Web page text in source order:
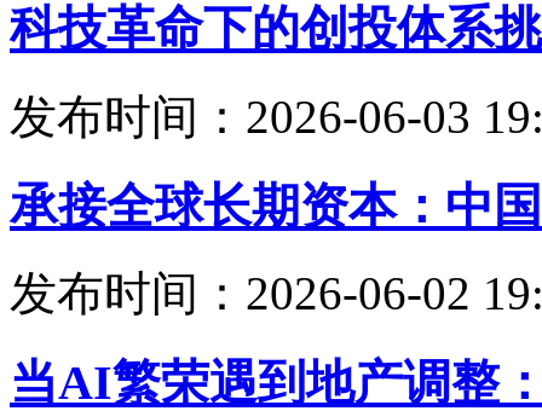
科技革命下的创投体系
发布时间：2026-06-03
承接全球长期资本：中
发布时间：2026-06-02
当AI繁荣遇到地产调整